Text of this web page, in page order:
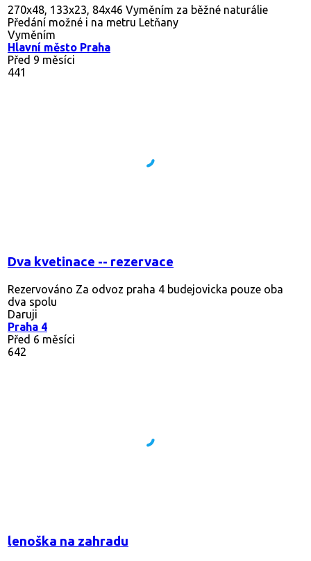
270x48, 133x23, 84x46 Vyměním za běžné naturálie
Předání možné i na metru Letňany
Vyměním
Hlavní město Praha
Před 9 měsíci
441
Dva kvetinace -- rezervace
Rezervováno Za odvoz praha 4 budejovicka pouze oba
dva spolu
Daruji
Praha 4
Před 6 měsíci
642
lenoška na zahradu